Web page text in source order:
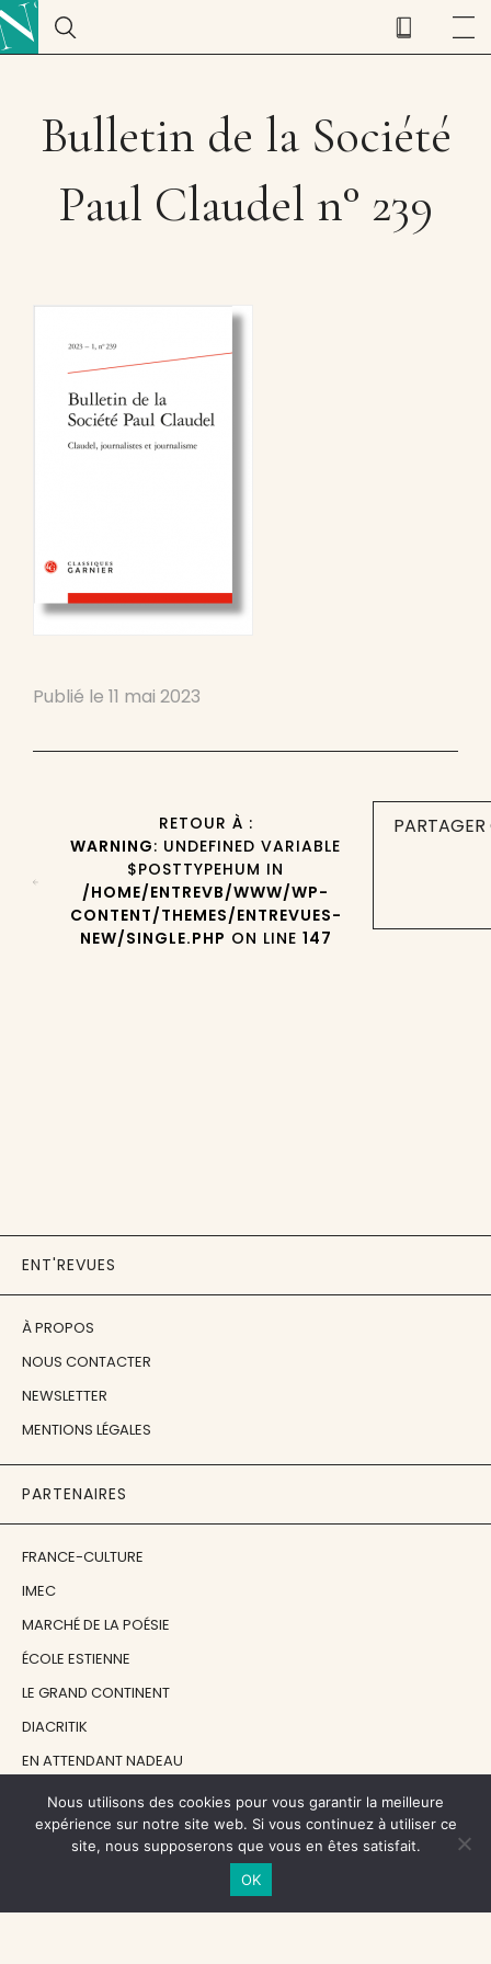
Bulletin de la Société
Paul Claudel n° 239
Publié le 11 mai 2023
RETOUR À :
WARNING: UNDEFINED VARIABLE
$POSTTYPEHUM IN
/HOME/ENTREVB/WWW/WP-
CONTENT/THEMES/ENTREVUES-
NEW/SINGLE.PHP ON LINE 147
ENT'REVUES
À PROPOS
NOUS CONTACTER
NEWSLETTER
MENTIONS LÉGALES
PARTENAIRES
FRANCE-CULTURE
IMEC
MARCHÉ DE LA POÉSIE
ÉCOLE ESTIENNE
LE GRAND CONTINENT
DIACRITIK
EN ATTENDANT NADEAU
NOS SOUTIENS
Nous utilisons des cookies pour vous garantir la meilleure
expérience sur notre site web. Si vous continuez à utiliser ce
site, nous supposerons que vous en êtes satisfait.
OK